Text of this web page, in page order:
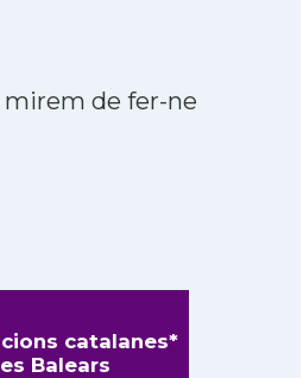
mirem de fer-ne
catalanes*
Balears